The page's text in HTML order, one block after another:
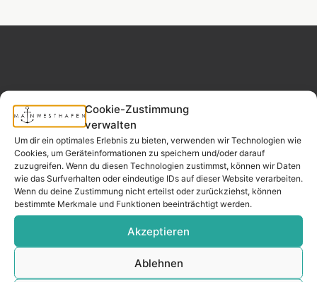
Cookie-Zustimmung
verwalten
Um dir ein optimales Erlebnis zu bieten, verwenden wir Technologien wie
Cookies, um Geräteinformationen zu speichern und/oder darauf
zuzugreifen. Wenn du diesen Technologien zustimmst, können wir Daten
wie das Surfverhalten oder eindeutige IDs auf dieser Website verarbeiten.
Wenn du deine Zustimmung nicht erteilst oder zurückziehst, können
bestimmte Merkmale und Funktionen beeinträchtigt werden.
Akzeptieren
Ablehnen
MAINWESTHAFEN
IMMOBILIEN
Ihr Immobilienpartner
aus der
Nachbarschaft.
– seit 2017.
Widerrufsrecht